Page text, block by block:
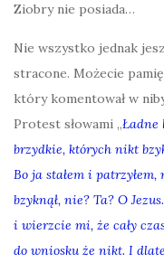
Ziobry nie posiada…
Nie wszystko jednak
stracone. Możecie
który komentował w
Protest słowami „Ładne
brzydkie, których nikt
Bo ja stałem i
bzyknął, nie? Ta? O
i wierzcie mi, że cały
do wniosku że nikt. I